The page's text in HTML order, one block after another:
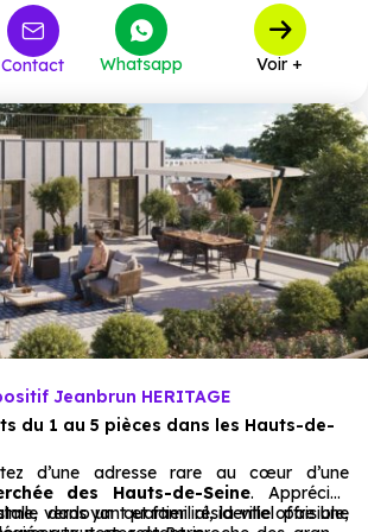
à partir de 556 000 €
à partir de 729 000 €
Contact Whatsapp Voir +
Jeanbrun HERITAGE
du 1 au 5 pièces dans les Hauts-de-
d’une adresse rare au cœur d’une
des Hauts-de-Seine. Appréciée
verdoyant et familial, la ville offre une
dans un quartier résidentiel paisible,